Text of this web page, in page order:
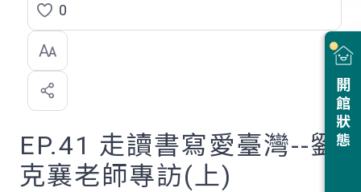
開館狀態
點
選
喜
歡
0
EP.41 走讀書寫愛臺灣--劉
克襄老師專訪(上)